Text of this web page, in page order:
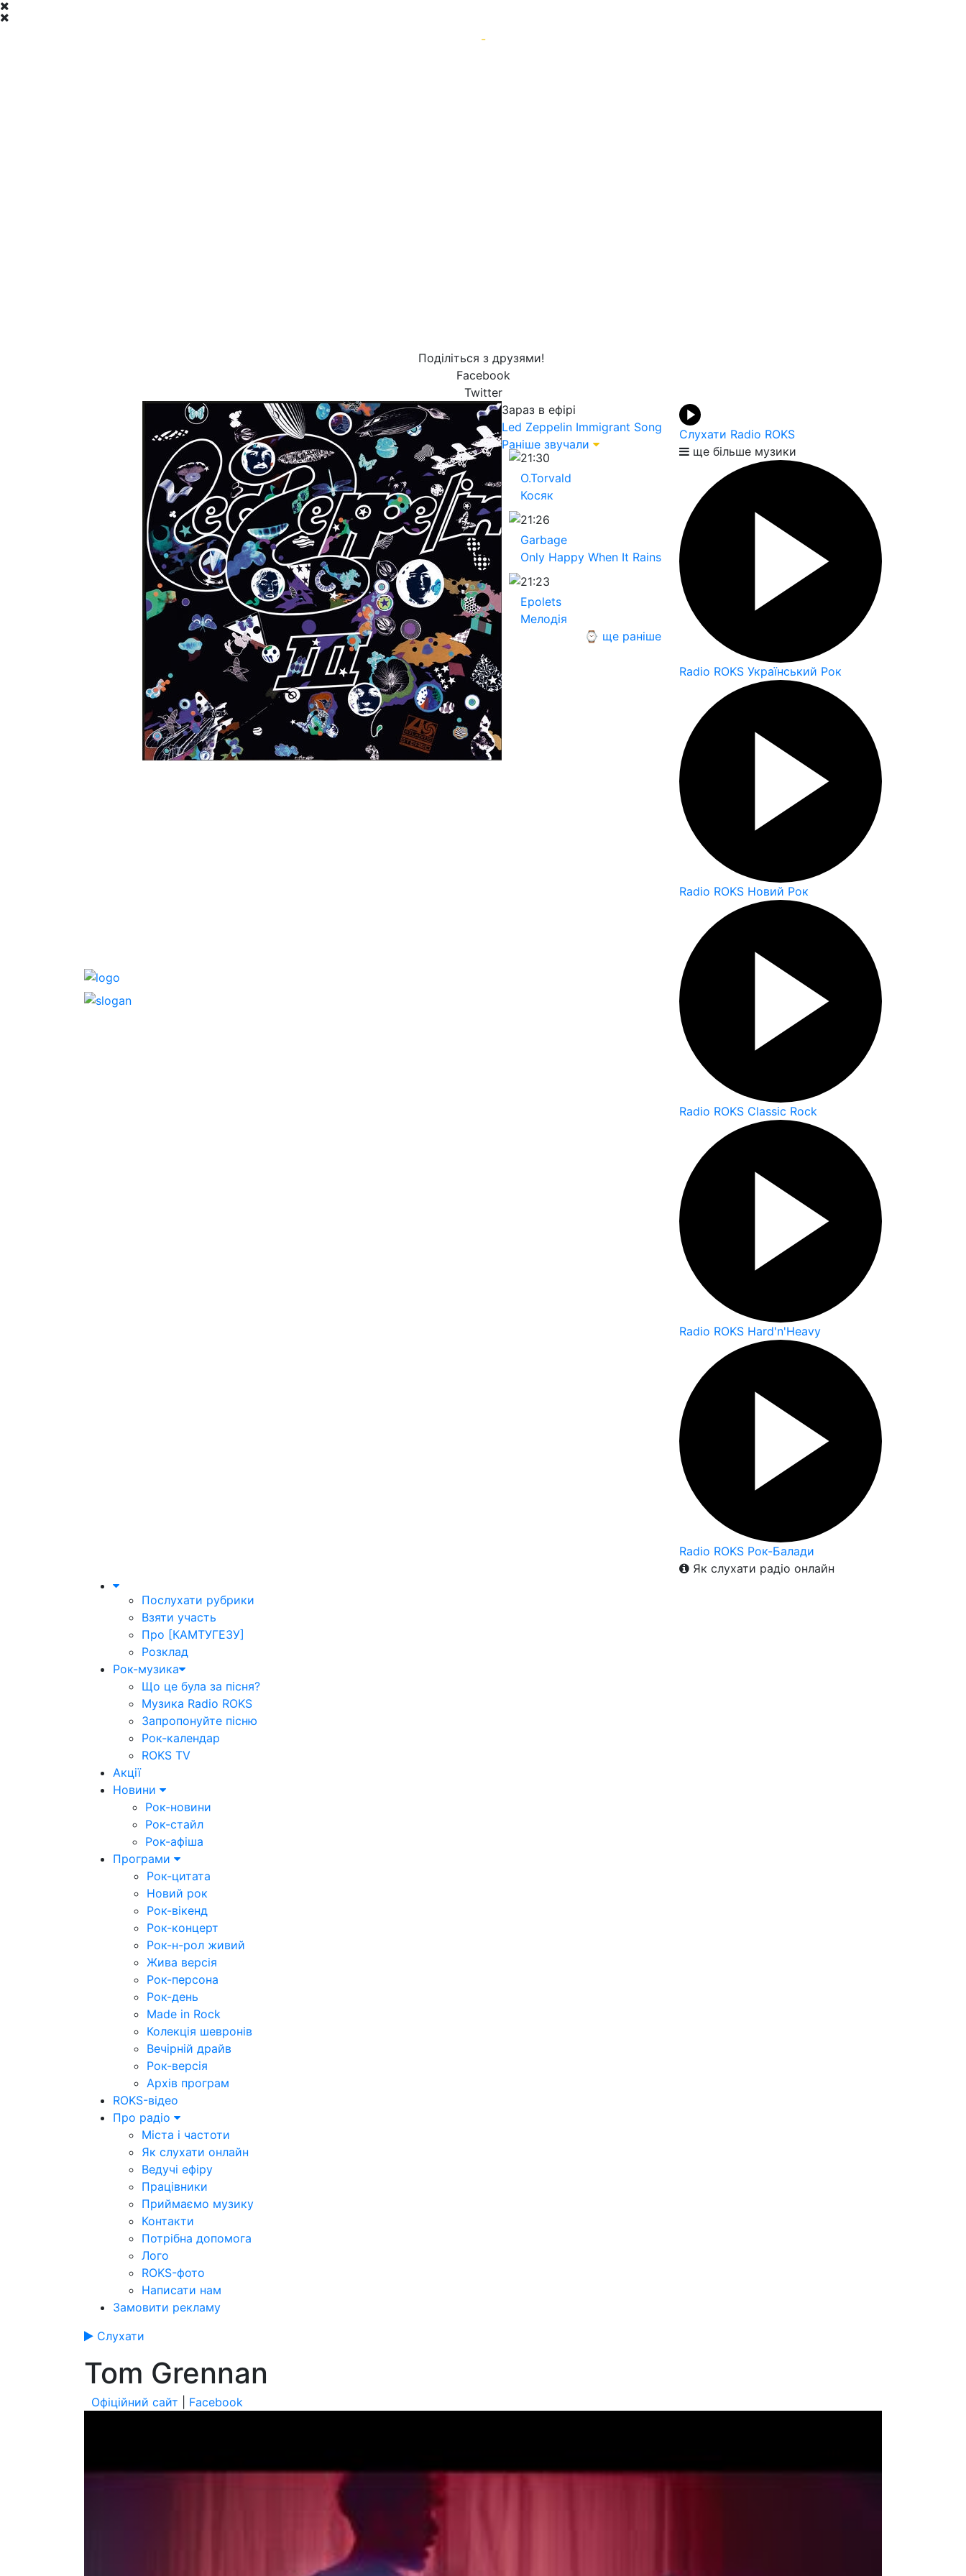
-
Поділіться з друзями!
Facebook
Twitter
Зараз в ефірі
Led Zeppelin Immigrant Song
Раніше звучали
21:30
O.Torvald
Косяк
21:26
Garbage
Only Happy When It Rains
21:23
Epolets
Мелодія
⌚ ще раніше
Слухати Radio ROKS
ще більше музики
Radio ROKS Український Рок
Radio ROKS Новий Рок
Radio ROKS Classic Rock
Radio ROKS Hard'n'Heavy
Radio ROKS Рок-Балади
Як слухати радіо онлайн
Послухати рубрики
Взяти участь
Про [КАМТУГЕЗУ]
Розклад
Рок-музика
Що це була за пісня?
Музика Radio ROKS
Запропонуйте пісню
Рок-календар
ROKS TV
Акції
Новини
Рок-новини
Рок-стайл
Рок-афіша
Програми
Рок-цитата
Новий рок
Рок-вікенд
Рок-концерт
Рок-н-рол живий
Жива версія
Рок-персона
Рок-день
Made in Rock
Колекція шевронів
Вечірній драйв
Рок-версія
Архів програм
ROKS-відео
Про радіо
Міста і частоти
Як слухати онлайн
Ведучі ефіру
Працівники
Приймаємо музику
Контакти
Потрібна допомога
Лого
ROKS-фото
Написати нам
Замовити рекламу
Слухати
Tom Grennan
Офіційний сайт Facebook